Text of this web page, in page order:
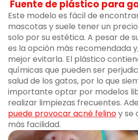
Fuente de plástico para
Este modelo es fácil de
mascotas y suele tener un
solo por su estética. A pesar de
es la opción más recomendada
mejor evitarla. El plástico
químicas que pueden ser
salud de los gatos, por lo que
importante optar por modelos
realizar limpiezas frecuentes.
puede provocar acné felinoy se
más facilidad.